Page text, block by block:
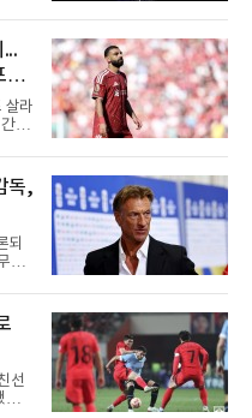
맹
며,
이
류
,
저
르
살라
)
들
시
도
간
.에
나
그
독,
되
대
했
부
은
컵
서
다.
선
고